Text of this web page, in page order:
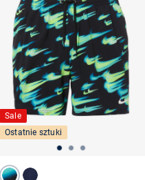
Sale
Ostatnie sztuki